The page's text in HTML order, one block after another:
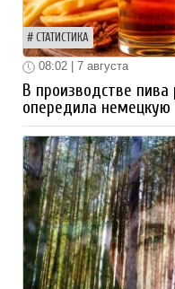
СТАТИСТИКА
08:02 | 7 августа
В производстве
опередила немецкую